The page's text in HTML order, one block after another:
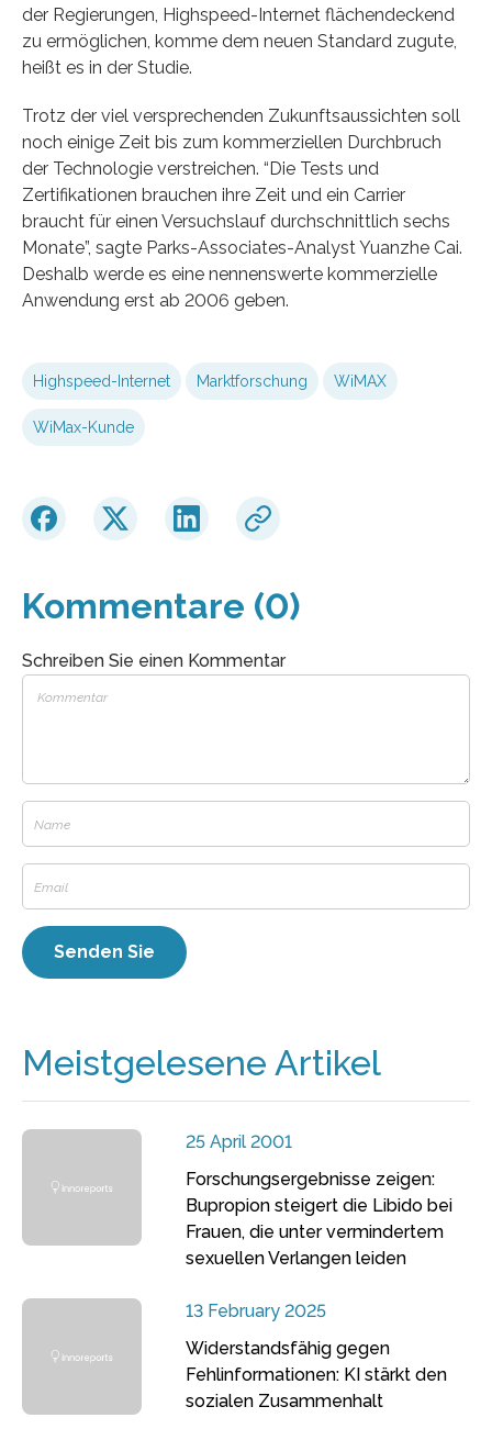
der Regierungen, Highspeed-Internet flächendeckend
zu ermöglichen, komme dem neuen Standard zugute,
heißt es in der Studie.
Trotz der viel versprechenden Zukunftsaussichten soll
noch einige Zeit bis zum kommerziellen Durchbruch
der Technologie verstreichen. “Die Tests und
Zertifikationen brauchen ihre Zeit und ein Carrier
braucht für einen Versuchslauf durchschnittlich sechs
Monate”, sagte Parks-Associates-Analyst Yuanzhe Cai.
Deshalb werde es eine nennenswerte kommerzielle
Anwendung erst ab 2006 geben.
Highspeed-Internet Marktforschung WiMAX
WiMax-Kunde
Kommentare (0)
Schreiben Sie einen Kommentar
Meistgelesene Artikel
25 April 2001
Forschungsergebnisse zeigen:
Bupropion steigert die Libido bei
Frauen, die unter vermindertem
sexuellen Verlangen leiden
13 February 2025
Widerstandsfähig gegen
Fehlinformationen: KI stärkt den
sozialen Zusammenhalt